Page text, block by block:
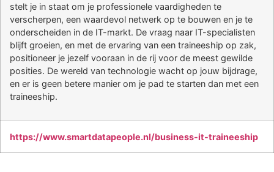
stelt je in staat om je professionele vaardigheden te
verscherpen, een waardevol netwerk op te bouwen en je te
onderscheiden in de IT-markt. De vraag naar IT-specialisten
blijft groeien, en met de ervaring van een traineeship op zak,
positioneer je jezelf vooraan in de rij voor de meest gewilde
posities. De wereld van technologie wacht op jouw bijdrage,
en er is geen betere manier om je pad te starten dan met een
traineeship.
https://www.smartdatapeople.nl/business-it-traineeship